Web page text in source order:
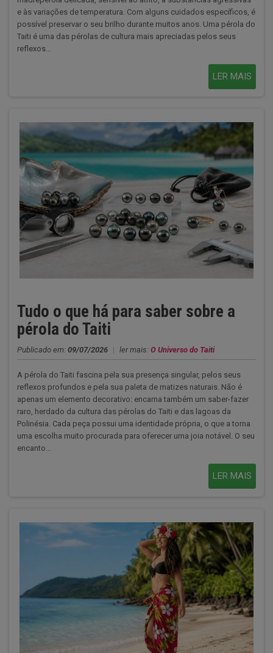
e às variações de temperatura. Com alguns cuidados específicos, é
possível preservar o seu brilho durante muitos anos. Uma pérola do
Taiti é uma das pérolas de cultura mais apreciadas pelos seus
reflexos...
LER MAIS
Tudo o que há para saber sobre a
pérola do Taiti
Publicado em: 09/07/2026 | ler mais: O Universo do Taiti
A pérola do Taiti fascina pela sua presença singular, pelos seus
reflexos profundos e pela sua paleta de matizes naturais. Não é
apenas um elemento decorativo: encarna também um saber-fazer
raro, herdado da cultura das pérolas do Taiti e das lagoas da
Polinésia. Cada peça possui uma identidade própria, o que a torna
uma escolha muito procurada para oferecer uma joia notável. O seu
encanto...
LER MAIS